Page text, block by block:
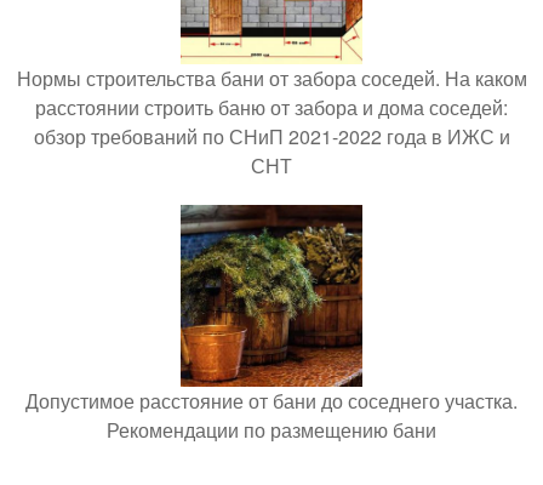
Нормы строительства бани от забора соседей. На каком
расстоянии строить баню от забора и дома соседей:
обзор требований по СНиП 2021-2022 года в ИЖС и
СНТ
Допустимое расстояние от бани до соседнего участка.
Рекомендации по размещению бани